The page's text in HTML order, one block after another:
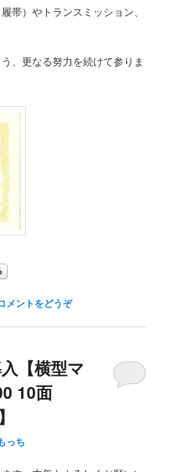
帯）やトランスミッション、
、更なる努力を続けて参りま
メントをどうぞ
【横型マ
10面
っち